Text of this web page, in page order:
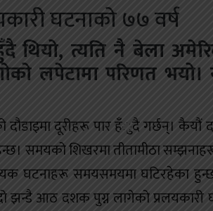
घटनाको ७७ वर्ष
थियो, त्यति नै बेला
लपेटामा परिणत भयो।
दौडाइमा दूरीहरू पार हँुदै गर्छन्।
समयको शिखरमा तीतामीठा
घटनाहरू समयसमयमा घटिरहेका
आठ दशक पुग्न लागेको प्रलयकारी